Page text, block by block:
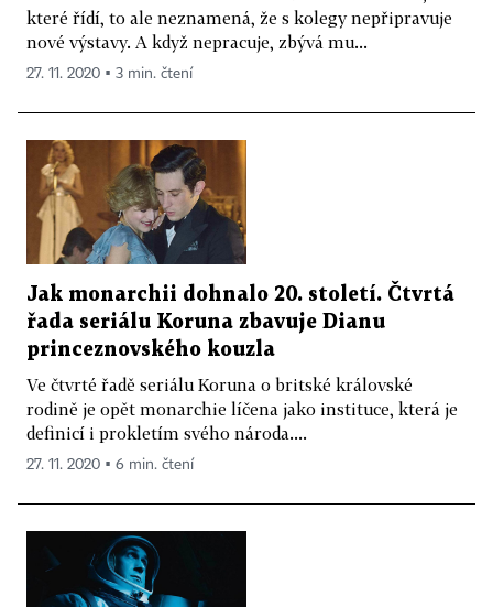
které řídí, to ale neznamená, že s kolegy nepřipravuje
nové výstavy. A když nepracuje, zbývá mu...
27. 11. 2020 ▪ 3 min. čtení
Jak monarchii dohnalo 20. století. Čtvrtá
řada seriálu Koruna zbavuje Dianu
princeznovského kouzla
Ve čtvrté řadě seriálu Koruna o britské královské
rodině je opět monarchie líčena jako instituce, která je
definicí i prokletím svého národa....
27. 11. 2020 ▪ 6 min. čtení